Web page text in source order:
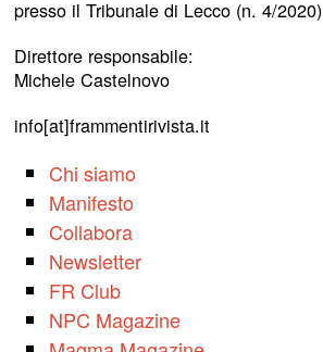
presso il Tribunale di Lecco (n. 4/2020)
Direttore responsabile:
Michele Castelnovo
info[at]frammentirivista.it
Chi siamo
Manifesto
Collabora
Newsletter
FR Club
NPC Magazine